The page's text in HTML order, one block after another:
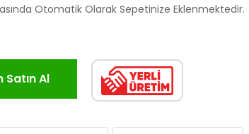
Otomatik Olarak Sepetinize Eklenmektedir.
Satın Al